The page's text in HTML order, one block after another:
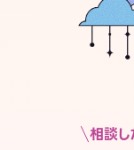
相談